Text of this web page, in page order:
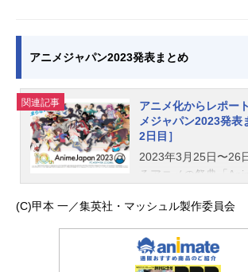
アニメジャパン2023発表まとめ
関連記事
アニメ化からレポー
メジャパン2023発表
2日目］
2023年3月25日〜26
るアニメの祭典「
10周年を迎える本イ
ナが明けたこともあ
況です。また、アニ
開されるのも、この
(C)甲本 一／集英社・マッシュル製作委員会